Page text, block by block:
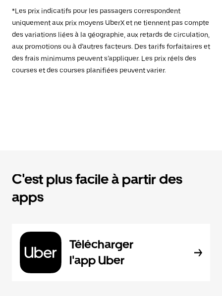
*Les prix indicatifs pour les passagers correspondent
uniquement aux prix moyens UberX et ne tiennent pas compte
des variations liées à la géographie, aux retards de circulation,
aux promotions ou à d’autres facteurs. Des tarifs forfaitaires et
des frais minimums peuvent s’appliquer. Les prix réels des
courses et des courses planifiées peuvent varier.
C'est plus facile à partir des
apps
Télécharger
l'app Uber